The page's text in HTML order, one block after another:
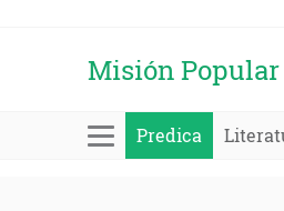
Misión
Predica